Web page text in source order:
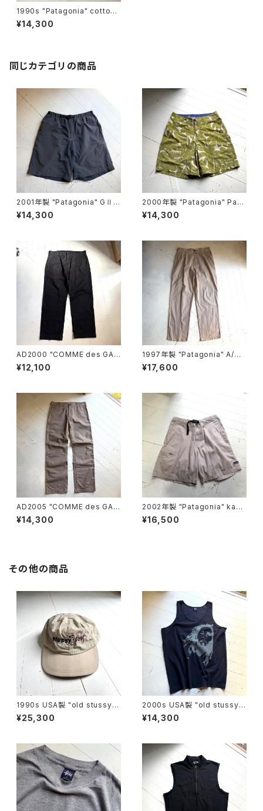
1990s "Patagonia" cotton
pants
¥14,300
同じカテゴリの商品
2001年製 "Patagonia" GⅡ s
horts
¥14,300
2000年製 "Patagonia" Pata
loha shorts
¥14,300
AD2000 "COMME des GAR
ÇONS HOMME“ cotton pan
ts
¥12,100
1997年製 "Patagonia" A/C
pants
¥17,600
AD2005 "COMME des GAR
ÇONS HOMME“ cotton pan
ts
¥14,300
2002年製 "Patagonia" kang
ri shorts
¥16,500
その他の商品
1990s USA製 "old stussy"
cap
¥25,300
2000s USA製 "old stussy"
tank top
¥14,300